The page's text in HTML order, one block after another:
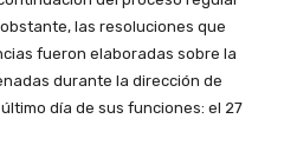
las resoluciones que
fueron elaboradas sobre la
durante la dirección de
día de sus funciones: el 27